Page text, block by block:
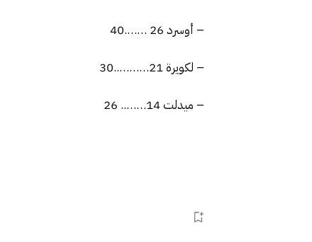
– أوسرد 26 …….40
– لكويرة 21………..30
– ميدلت 14…….. 26